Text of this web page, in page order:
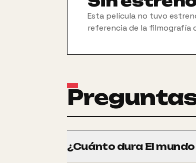
Esta película no tuvo
referencia de la filmografía
¿Cuánto dura El